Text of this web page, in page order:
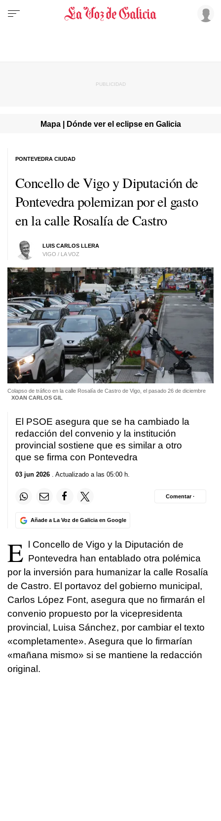
Mapa | Dónde ver el eclipse en Galicia
Concello de Vigo y Diputación de
Pontevedra polemizan por el gasto
en la calle Rosalía de Castro
LUIS CARLOS LLERA
VIGO / LA VOZ
PONTEVEDRA CIUDAD
Colapso de tráfico en la calle Rosalía de Castro de Vigo, el pasado 26 de diciembre
XOAN CARLOS GIL
El PSOE asegura que se ha cambiado la
redacción del convenio y la institución
provincial sostiene que es similar a otro
que se firma con Pontevedra
03 jun 2026 . Actualizado a las 05:00 h.
Añade a La Voz de Galicia en Google
Comentar ·
E
l Concello de Vigo y la Diputación de
Pontevedra han entablado otra polémica
por la inversión para humanizar la calle Rosalía
de Castro. El portavoz del gobierno municipal,
Carlos López Font, asegura que no firmarán el
convenio propuesto por la vicepresidenta
provincial, Luisa Sánchez, por cambiar el texto
«completamente». Asegura que lo firmarían
«mañana mismo» si se mantiene la redacción
original.